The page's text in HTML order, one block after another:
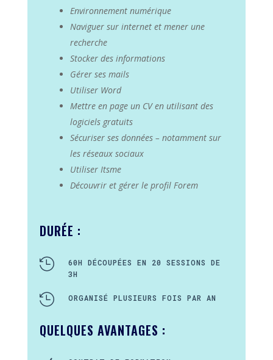
Environnement numérique
Naviguer sur internet et mener une
recherche
Stocker des informations
Gérer ses mails
Utiliser Word
Mettre en page un CV en utilisant des
logiciels gratuits
Sécuriser ses données – notamment sur
les réseaux sociaux
Utiliser Itsme
Découvrir et gérer le profil Forem
DURÉE :

60H DÉCOUPÉES EN 20 SESSIONS DE
3H
 ORGANISÉ PLUSIEURS FOIS PAR AN
QUELQUES AVANTAGES :